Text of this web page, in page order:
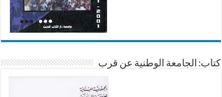
كتاب: الجامعة الوطنية عن قرب